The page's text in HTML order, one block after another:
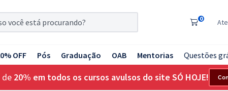
0
OFF Pós Graduação OAB Mentorias Questões
de 20% em todos os cursos avulsos do site SÓ HOJE!